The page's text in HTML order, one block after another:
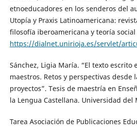
etnoeducadores en los senderos del
Utopía y Praxis Latinoamericana:
filosofía iberoamericana y teoría social
https://dialnet.unirioja.es/servlet/
Sánchez, Ligia María. “El texto escrito
maestros. Retos y perspectivas desde
proyectos”. Tesis de maestría en
la Lengua Castellana. Universidad del
Tarea Asociación de Publicaciones